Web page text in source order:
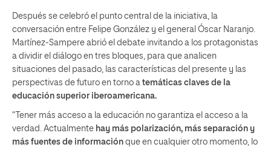
Después se celebró el punto central de la iniciativa, la
conversación entre Felipe González y el general Óscar Naranjo.
Martínez-Sampere abrió el debate invitando a los protagonistas
a dividir el diálogo en tres bloques, para que analicen
situaciones del pasado, las características del presente y las
perspectivas de futuro en torno a temáticas claves de la
educación superior iberoamericana.
“Tener más acceso a la educación no garantiza el acceso a la
verdad. Actualmente hay más polarización, más separación y
más fuentes de información que en cualquier otro momento, lo